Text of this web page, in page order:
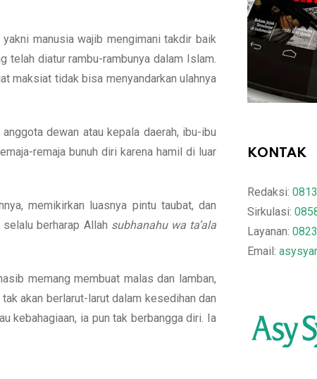
manusia wajib mengimani takdir baik
telah diatur rambu-rambunya dalam Islam.
maksiat tidak bisa menyandarkan ulahnya
dewan atau kepala daerah, ibu-ibu
remaja bunuh diri karena hamil di luar
memikirkan luasnya pintu taubat, dan
berharap Allah subhanahu wa ta’ala
memang membuat malas dan lamban,
akan berlarut-larut dalam kesedihan dan
kebahagiaan, ia pun tak berbangga diri. Ia
KONTAK
Redaksi:
Sirkulasi:
Layanan:
Email: